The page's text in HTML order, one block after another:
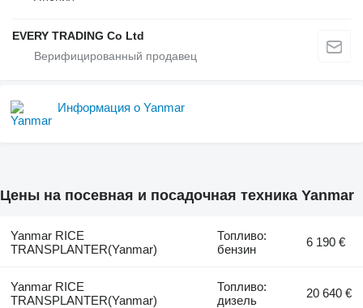
EVERY TRADING Co Ltd
Информация о Yanmar
Цены на посевная и посадочная техника Yanmar
Yanmar RICE
TRANSPLANTER(Yanmar)
Топливо:
бензин
6 190 €
Yanmar RICE
TRANSPLANTER(Yanmar)
Топливо:
дизель
20 640 €